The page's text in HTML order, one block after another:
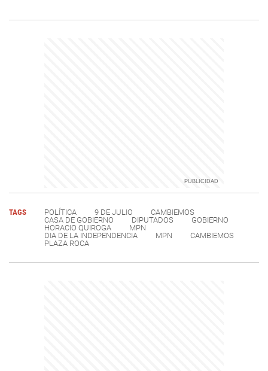
TAGS POLÍTICA 9 DE JULIO
CAMBIEMOS
CASA DE GOBIERNO
DIPUTADOS
GOBIERNO
HORACIO QUIROGA
MPN
DIA DE LA INDEPENDENCIA
MPN
CAMBIEMOS
PLAZA ROCA